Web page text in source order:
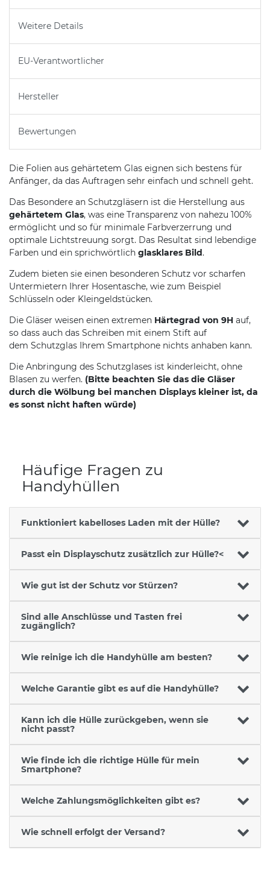
Weitere Details
EU-Verantwortlicher
Hersteller
Bewertungen
Die Folien aus gehärtetem Glas eignen sich bestens für
Anfänger, da das Auftragen sehr einfach und schnell geht.
Das Besondere an Schutzgläsern ist die Herstellung aus
gehärtetem Glas, was eine Transparenz von nahezu 100%
ermöglicht und so für minimale Farbverzerrung und
optimale Lichtstreuung sorgt. Das Resultat sind lebendige
Farben und ein sprichwörtlich glasklares Bild.
Zudem bieten sie einen besonderen Schutz vor scharfen
Untermietern Ihrer Hosentasche, wie zum Beispiel
Schlüsseln oder Kleingeldstücken.
Die Gläser weisen einen extremen Härtegrad von 9H auf,
so dass auch das Schreiben mit einem Stift auf
dem Schutzglas Ihrem Smartphone nichts anhaben kann.
Die Anbringung des Schutzglases ist kinderleicht, ohne
Blasen zu werfen. (Bitte beachten Sie das die Gläser
durch die Wölbung bei manchen Displays kleiner ist, da
es sonst nicht haften würde)
Häufige Fragen zu
Handyhüllen
Funktioniert kabelloses Laden mit der Hülle?
Passt ein Displayschutz zusätzlich zur Hülle?<
Wie gut ist der Schutz vor Stürzen?
Sind alle Anschlüsse und Tasten frei
zugänglich?
Wie reinige ich die Handyhülle am besten?
Welche Garantie gibt es auf die Handyhülle?
Kann ich die Hülle zurückgeben, wenn sie
nicht passt?
Wie finde ich die richtige Hülle für mein
Smartphone?
Welche Zahlungsmöglichkeiten gibt es?
Wie schnell erfolgt der Versand?